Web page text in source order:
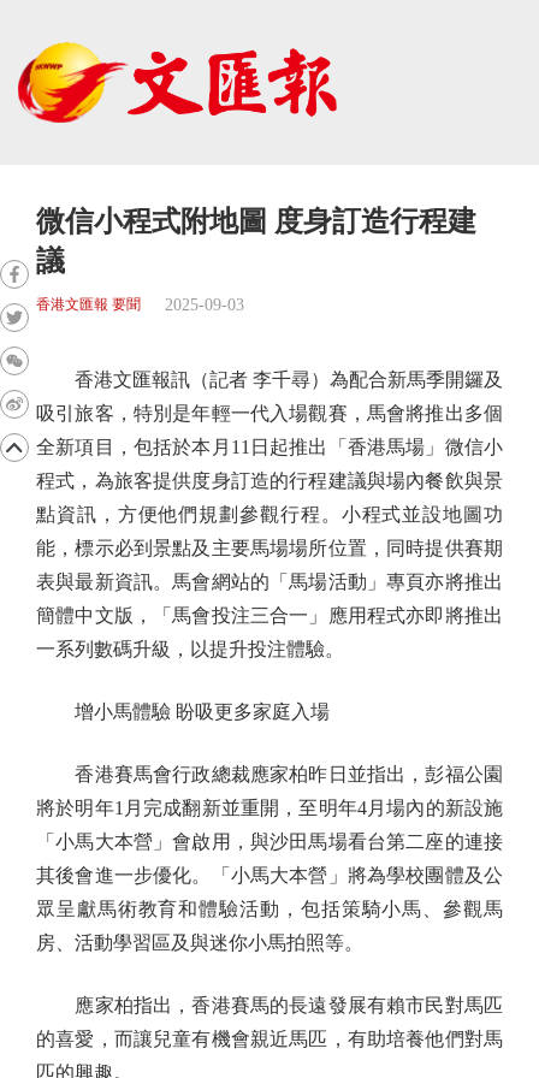
微信小程式附地圖 度身訂造行程建
議
香港文匯報 要聞 2025-09-03
香港文匯報訊（記者 李千尋）為配合新馬季開鑼及
吸引旅客，特別是年輕一代入場觀賽，馬會將推出多個
全新項目，包括於本月11日起推出「香港馬場」微信小
程式，為旅客提供度身訂造的行程建議與場內餐飲與景
點資訊，方便他們規劃參觀行程。小程式並設地圖功
能，標示必到景點及主要馬場場所位置，同時提供賽期
表與最新資訊。馬會網站的「馬場活動」專頁亦將推出
簡體中文版，「馬會投注三合一」應用程式亦即將推出
一系列數碼升級，以提升投注體驗。
增小馬體驗 盼吸更多家庭入場
香港賽馬會行政總裁應家柏昨日並指出，彭福公園
將於明年1月完成翻新並重開，至明年4月場內的新設施
「小馬大本營」會啟用，與沙田馬場看台第二座的連接
其後會進一步優化。「小馬大本營」將為學校團體及公
眾呈獻馬術教育和體驗活動，包括策騎小馬、參觀馬
房、活動學習區及與迷你小馬拍照等。
應家柏指出，香港賽馬的長遠發展有賴市民對馬匹
的喜愛，而讓兒童有機會親近馬匹，有助培養他們對馬
匹的興趣。